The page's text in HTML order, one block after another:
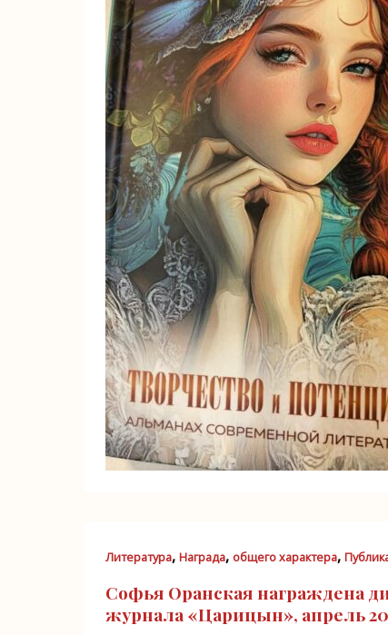
Литература, Награда, общего характера,
Софья Оранская награждена
журнала «Царицын», апрель